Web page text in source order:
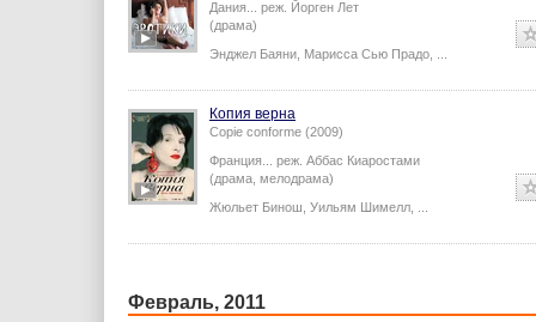
Дания... реж. Йорген Лет
(драма)
Энджел Баяни Марисса Сью Прадо
Копия верна
Copie conforme (2009)
Франция... реж. Аббас Киаростами
(драма, мелодрама)
Жюльет Бинош Уильям Шимелл
Февраль, 2011